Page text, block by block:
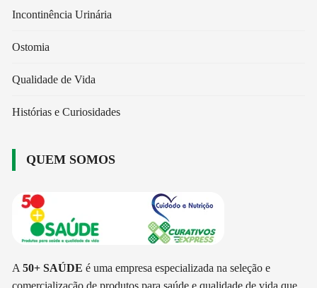
Incontinência Urinária
Ostomia
Qualidade de Vida
Histórias e Curiosidades
QUEM SOMOS
A50+ SAÚDE é uma empresa especializada na seleção e
comercialização de produtos para saúde e qualidade de vida que